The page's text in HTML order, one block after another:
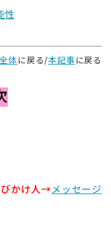
性
全体に戻る/本記事 に戻る
びかけ人→メッセージ